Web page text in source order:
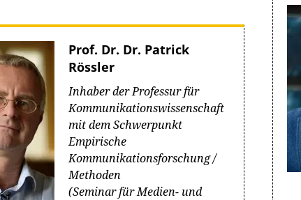
Prof. Dr. Dr. Patrick
Rössler
Inhaber der Professur für
Kommunikationswissenschaft
mit dem Schwerpunkt
Empirische
Kommunikationsforschung /
Methoden
(Seminar für Medien- und